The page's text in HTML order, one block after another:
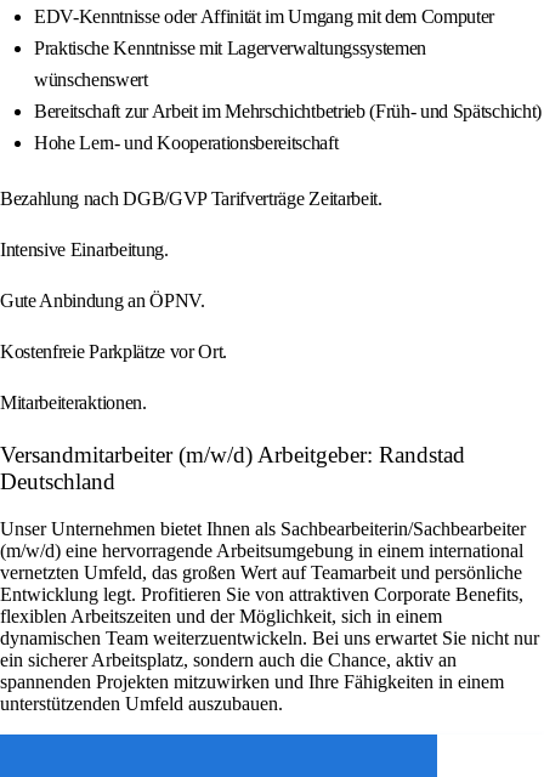
EDV-Kenntnisse oder Affinität im Umgang mit dem Computer
Praktische Kenntnisse mit Lagerverwaltungssystemen
wünschenswert
Bereitschaft zur Arbeit im Mehrschichtbetrieb (Früh- und Spätschicht)
Hohe Lern- und Kooperationsbereitschaft
Bezahlung nach DGB/GVP Tarifverträge Zeitarbeit.
Intensive Einarbeitung.
Gute Anbindung an ÖPNV.
Kostenfreie Parkplätze vor Ort.
Mitarbeiteraktionen.
Versandmitarbeiter (m/w/d) Arbeitgeber: Randstad
Deutschland
Unser Unternehmen bietet Ihnen als Sachbearbeiterin/Sachbearbeiter
(m/w/d) eine hervorragende Arbeitsumgebung in einem international
vernetzten Umfeld, das großen Wert auf Teamarbeit und persönliche
Entwicklung legt. Profitieren Sie von attraktiven Corporate Benefits,
flexiblen Arbeitszeiten und der Möglichkeit, sich in einem
dynamischen Team weiterzuentwickeln. Bei uns erwartet Sie nicht nur
ein sicherer Arbeitsplatz, sondern auch die Chance, aktiv an
spannenden Projekten mitzuwirken und Ihre Fähigkeiten in einem
unterstützenden Umfeld auszubauen.